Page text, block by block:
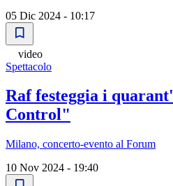
05 Dic 2024 - 10:17
video
Spettacolo
Raf festeggia i
Control"
Milano, concerto-evento al Forum
10 Nov 2024 - 19:40